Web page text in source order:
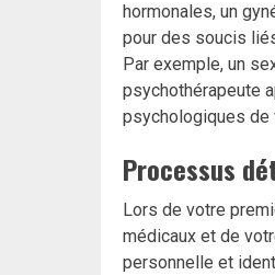
hormonales, un
pour des soucis
Par exemple, un
psychothérapeute
psychologiques de
Processus
Lors de votre
médicaux et de
personnelle et